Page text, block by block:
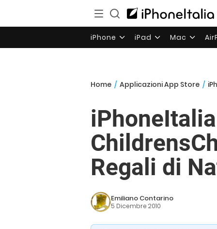
iPhone iPad Mac
Home / Applicazioni App Store /
Regali di
Emiliano Contarino
5 Dicembre 2010